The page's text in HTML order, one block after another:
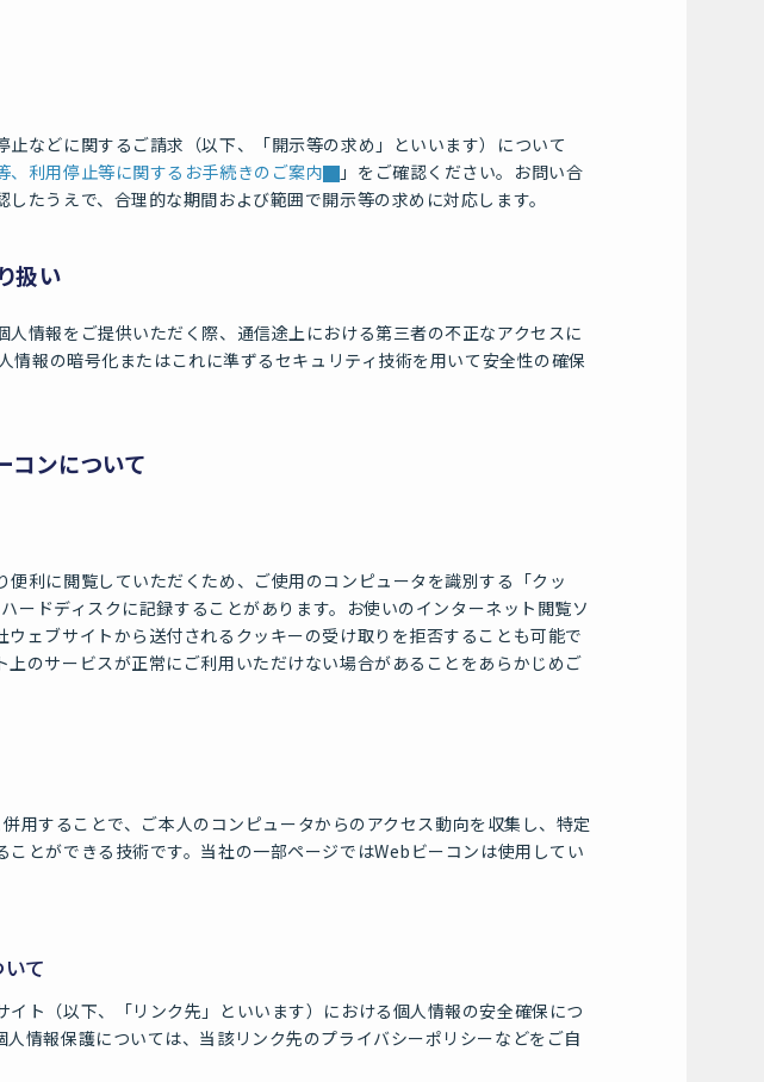
などに関するご請求（以下、「開示等の求め」といいます）について
利用停止等に関するお手続きのご案内
」をご確認ください。お問い合
たうえで、合理的な期間および範囲で開示等の求めに対応します。
扱い
情報をご提供いただく際、通信途上における第三者の不正なアクセスに
報の暗号化またはこれに準ずるセキュリティ技術を用いて安全性の確保
コンについて
利に閲覧していただくため、ご使用のコンピュータを識別する「クッ
ードディスクに記録することがあります。お使いのインターネット閲覧ソ
ェブサイトから送付されるクッキーの受け取りを拒否することも可能で
のサービスが正常にご利用いただけない場合があることをあらかじめご
用することで、ご本人のコンピュータからのアクセス動向を収集し、特定
とができる技術です。当社の一部ページではWebビーコンは使用してい
て
ト（以下、「リンク先」といいます）における個人情報の安全確保につ
情報保護については、当該リンク先のプライバシーポリシーなどをご自